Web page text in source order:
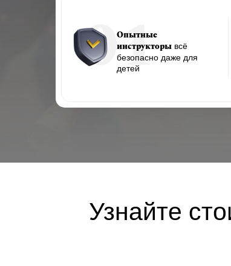
01
Опытные
инструкторы всё
безопасно даже для
детей
Узнайте